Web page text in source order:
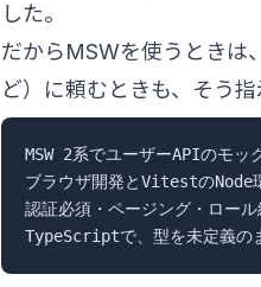
した。
だからMSWを使うときは
ど）に頼むときも、そう
MSW 2系でユーザーAPIのモッ
ブラウザ開発とVitestのNode
認証必須・ページング・ロー